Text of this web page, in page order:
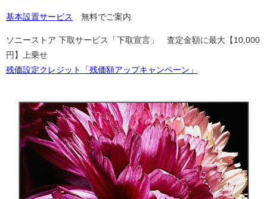
基本設置サービス 無料でご案内
ソニーストア 下取サービス「下取宣言」 査定金額に最大【10,000
円】上乗せ
残価設定クレジット「残価額アップキャンペーン」